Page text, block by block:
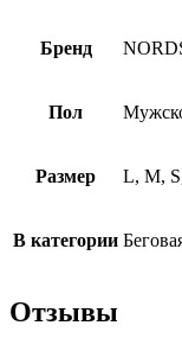
Бренд
Пол
Размер L, M,
В категории
Отзывы